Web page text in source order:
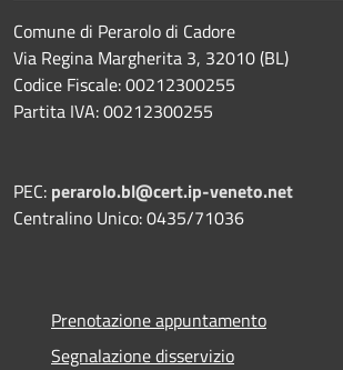
Comune di Perarolo di Cadore
Via Regina Margherita 3, 32010 (BL)
Codice Fiscale: 00212300255
Partita IVA: 00212300255
PEC: perarolo.bl@cert.ip-veneto.net
Centralino Unico: 0435/71036
Prenotazione appuntamento
Segnalazione disservizio